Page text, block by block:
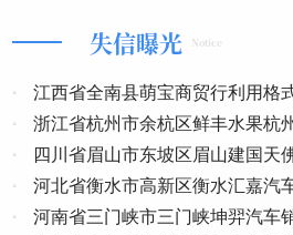
讼案，不仅极大地浪费了司法资源，也
优化营商环境条例》第四条规定“……人
当按照各自职责做好优化营商环境工作
政商交往行为准则，增强主动服务意识
划中的约定，违法恢复执行重整之前的
境，而是为一方私利有意破坏正常的营商环境。 3、淳
与子女商量。 温情脉脉是伪装，投
也喜欢旅游，可以加个微信聊一聊吗？”
刘阿姨在社交媒体平台收到了这样一条
友，之前常常给她分享的旅游动态点赞
的刘阿姨爱上了旅游，旅途中经常在社
息，刘阿姨也没多想，直接加上了微
频繁。刘阿姨刚从东南亚旅游回来，这
侄子，对刘阿姨关怀备至，还不忘分享
日常。过了一周，该男子在聊天中提到
失信曝光 Notice
·
江西省全南县萌宝商贸行利用格
益案
·
浙江省杭州市余杭区鲜丰水果杭
定提供商品案
·
四川省眉山市东坡区眉山建国天
格式条款侵害消费者权益案
·
河北省衡水市高新区衡水汇嘉汽
格式条款侵害消费者权益案
·
河南省三门峡市三门峡坤羿汽车